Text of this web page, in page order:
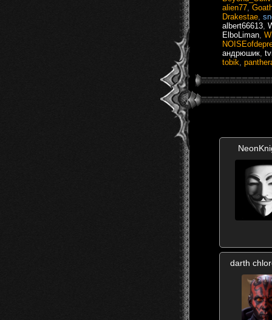
alien77
Drakestae
albert66613
ElboLiman
андрюшик
tobik
darth